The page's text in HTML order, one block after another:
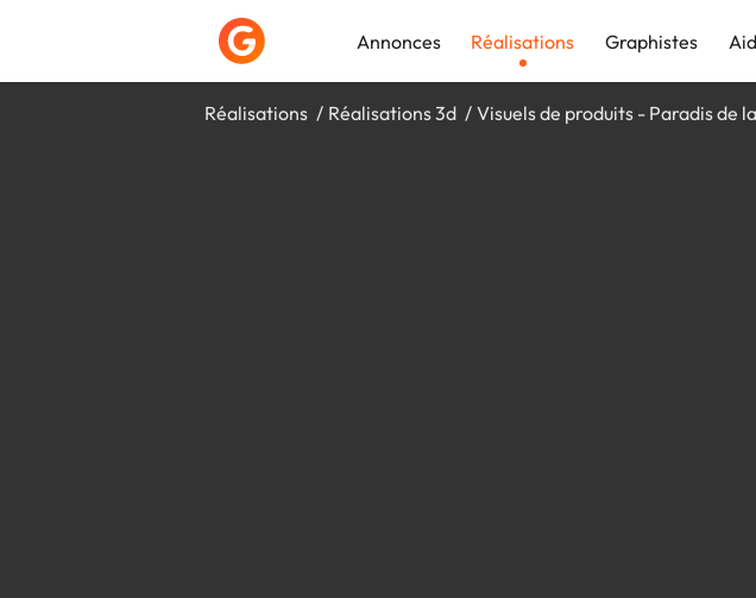
Annonces Réalisations Graphistes
Réalisations Réalisations 3d Visuels de produits - Paradis de